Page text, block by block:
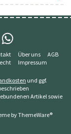
Über uns
AGB
Impressum
und ggf.
Artikel sowie
byThemeWare®